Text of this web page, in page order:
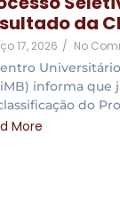
da
17, 2026 / No
informa que
do
More